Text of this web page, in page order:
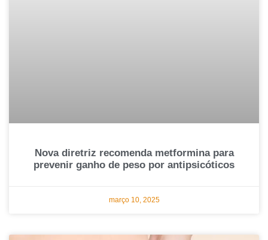
Nova diretriz recomenda metformina para
prevenir ganho de peso por antipsicóticos
março 10, 2025